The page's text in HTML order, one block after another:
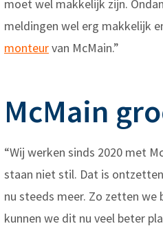
moet wel makkelijk zijn.
meldingen wel erg makkelijk
monteurvan McMain.”
McMain
“Wij werken sinds 2020 met
staan niet stil. Dat is
nu steeds meer. Zo zetten we
kunnen we dit nu veel beter